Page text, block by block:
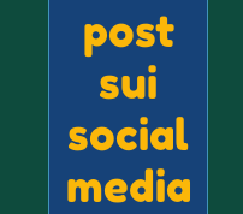
post
sui
social
media